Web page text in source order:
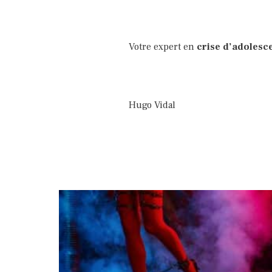
Votre expert en crise
Hugo Vidal